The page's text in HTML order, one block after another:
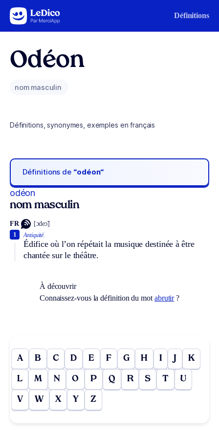
Aller au contenu Définitions
Odéon
nom masculin
Définitions, synonymes, exemples en français
Définitions de “odéon“
odéon
nom masculin
FR [ɔdeɔ̃]
Antiquité.
Édifice où l’on répétait la musique destinée à être
chantée sur le théâtre.
1
À découvrir
Connaissez-vous la définition du mot abrutir?
A B C D E F G H I J K
L M N O P Q R S T U
V W X Y Z